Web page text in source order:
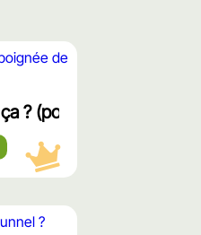
? (poignée de porte)